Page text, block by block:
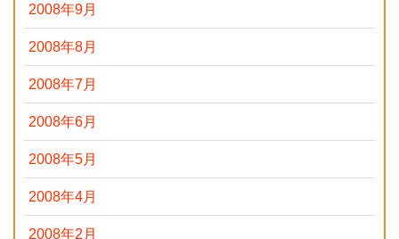
2008年9月
2008年8月
2008年7月
2008年6月
2008年5月
2008年4月
2008年2月